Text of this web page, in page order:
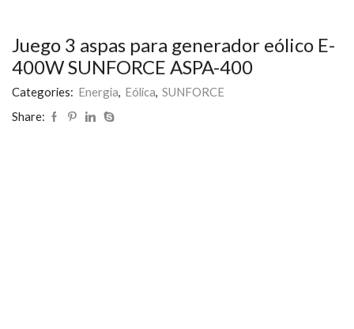
Juego 3 aspas para generador eólico E-
400W SUNFORCE ASPA-400
Categories: Energia, Eólica, SUNFORCE
Share: